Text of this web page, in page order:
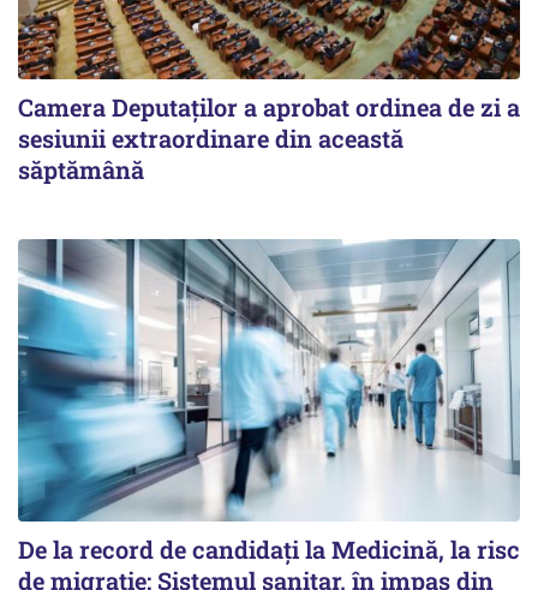
Camera Deputaților a aprobat ordinea de zi a
sesiunii extraordinare din această
săptămână
De la record de candidați la Medicină, la risc
de migrație: Sistemul sanitar, în impas din